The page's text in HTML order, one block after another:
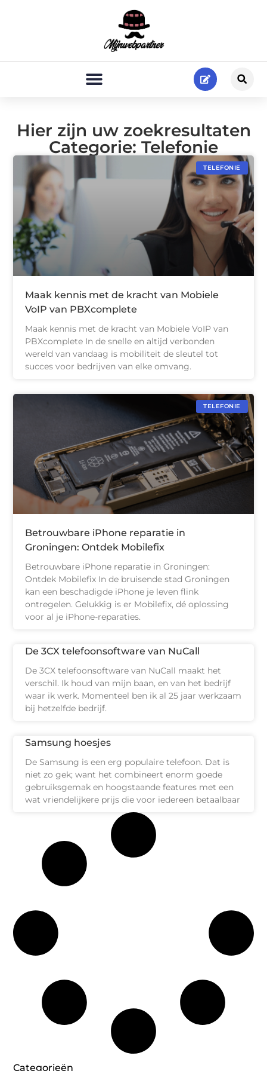
Hier zijn uw zoekresultaten
Categorie: Telefonie
TELEFONIE
Maak kennis met de kracht van Mobiele
VoIP van PBXcomplete
Maak kennis met de kracht van Mobiele VoIP van
PBXcomplete In de snelle en altijd verbonden
wereld van vandaag is mobiliteit de sleutel tot
succes voor bedrijven van elke omvang.
TELEFONIE
Betrouwbare iPhone reparatie in
Groningen: Ontdek Mobilefix
Betrouwbare iPhone reparatie in Groningen:
Ontdek Mobilefix In de bruisende stad Groningen
kan een beschadigde iPhone je leven flink
ontregelen. Gelukkig is er Mobilefix, dé oplossing
voor al je iPhone-reparaties.
De 3CX telefoonsoftware van NuCall
De 3CX telefoonsoftware van NuCall maakt het
verschil. Ik houd van mijn baan, en van het bedrijf
waar ik werk. Momenteel ben ik al 25 jaar werkzaam
bij hetzelfde bedrijf.
Samsung hoesjes
De Samsung is een erg populaire telefoon. Dat is
niet zo gek; want het combineert enorm goede
gebruiksgemak en hoogstaande features met een
wat vriendelijkere prijs die voor iedereen betaalbaar
Categorieën